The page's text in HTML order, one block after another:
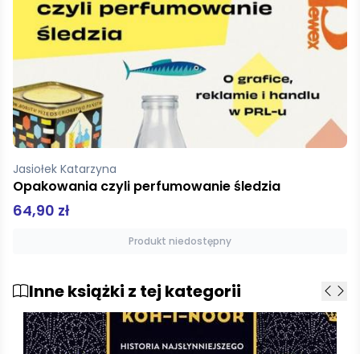
Jasiołek Katarzyna
Asteroid i półkotapczan
59,90 zł
Produkt niedostępny
Inne książki z tej kategorii